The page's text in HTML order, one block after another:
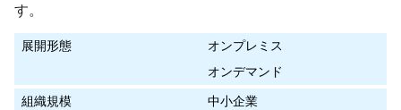
す。
展開形態
オンプレミス
オンデマンド
組織規模
中小企業